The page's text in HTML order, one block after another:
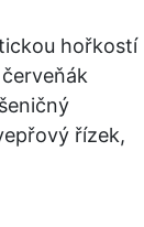
hořkostí
řízek,